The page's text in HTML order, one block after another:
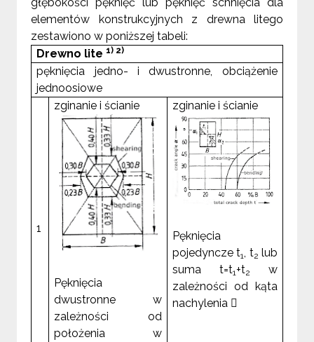
elementów konstrukcyjnych z drewna litego
zestawiono w poniższej tabeli:
Drewno lite 1) 2)
pęknięcia jedno- i dwustronne, obciążenie
jednoosiowe
1
zginanie i ścianie
Pęknięcia
dwustronne w
zależności od
położenia w
zginanie i ścianie
Pęknięcia
pojedyncze t1, t2 lub
suma t=t1+t2
w
zależności od kąta
nachylenia 